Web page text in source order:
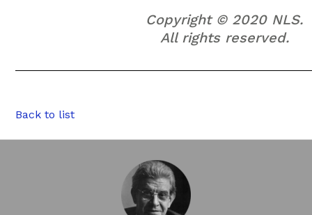
Copyright © 2020 NLS.
All rights reserved.
Back to list